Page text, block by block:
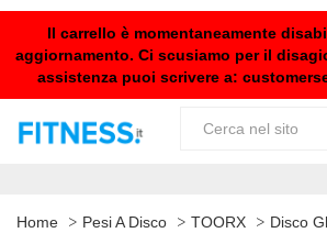
Il carrello è momentaneamente
aggiornamento. Ci scusiamo per il
assistenza puoi scrivere a:
Home Pesi A Disco TOORX Disco